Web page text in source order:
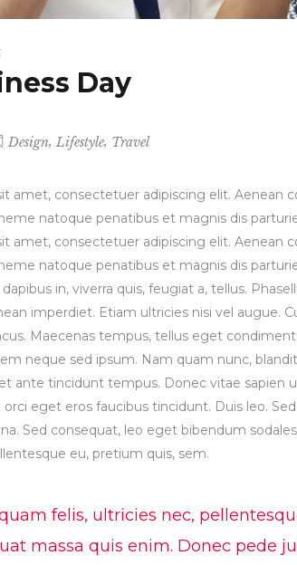
Day
Design, Lifestyle, Travel
amet, consectetuer adipiscing elit. Aenean
natoque penatibus et magnis dis
amet, consectetuer adipiscing elit. Aenean
natoque penatibus et magnis dis
in, viverra quis, feugiat a, tellus.
imperdiet. Etiam ultricies nisi vel augue.
Maecenas tempus, tellus eget
neque sed ipsum. Nam quam nunc,
ante tincidunt tempus. Donec vitae sapien
eget eros faucibus tincidunt. Duis leo.
Sed consequat, leo eget bibendum
eu, pretium quis, sem.
felis, ultricies nec,
massa quis enim. Donec pede